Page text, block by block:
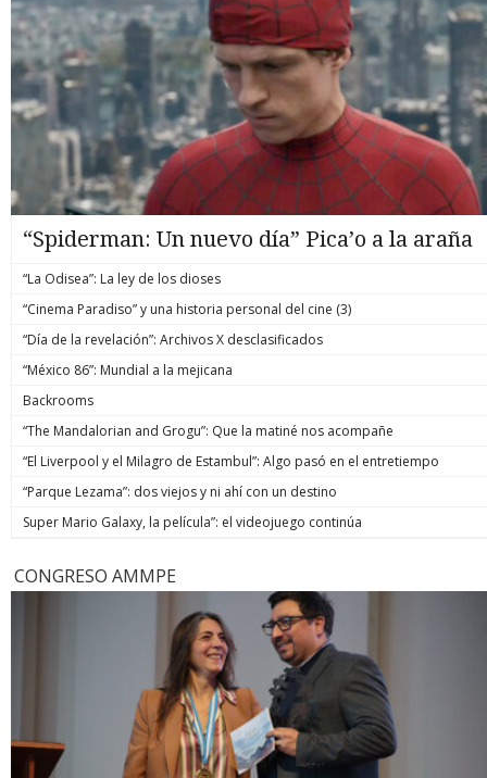
“Spiderman: Un nuevo día” Pica’o a la araña
“La Odisea”: La ley de los dioses
“Cinema Paradiso” y una historia personal del cine (3)
“Día de la revelación”: Archivos X desclasificados
“México 86”: Mundial a la mejicana
Backrooms
“The Mandalorian and Grogu”: Que la matiné nos acompañe
“El Liverpool y el Milagro de Estambul”: Algo pasó en el entretiempo
“Parque Lezama”: dos viejos y ni ahí con un destino
Super Mario Galaxy, la película”: el videojuego continúa
CONGRESO AMMPE